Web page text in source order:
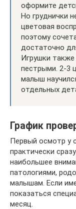
оформите
Но груднички
цветовая
поэтому
достаточно
Игрушки
пестрыми. 2-3
малыш
отдельных
График
Первый осмотр у
практически
наибольшее
патологиями,
малышам. Если
показаться
месяц.